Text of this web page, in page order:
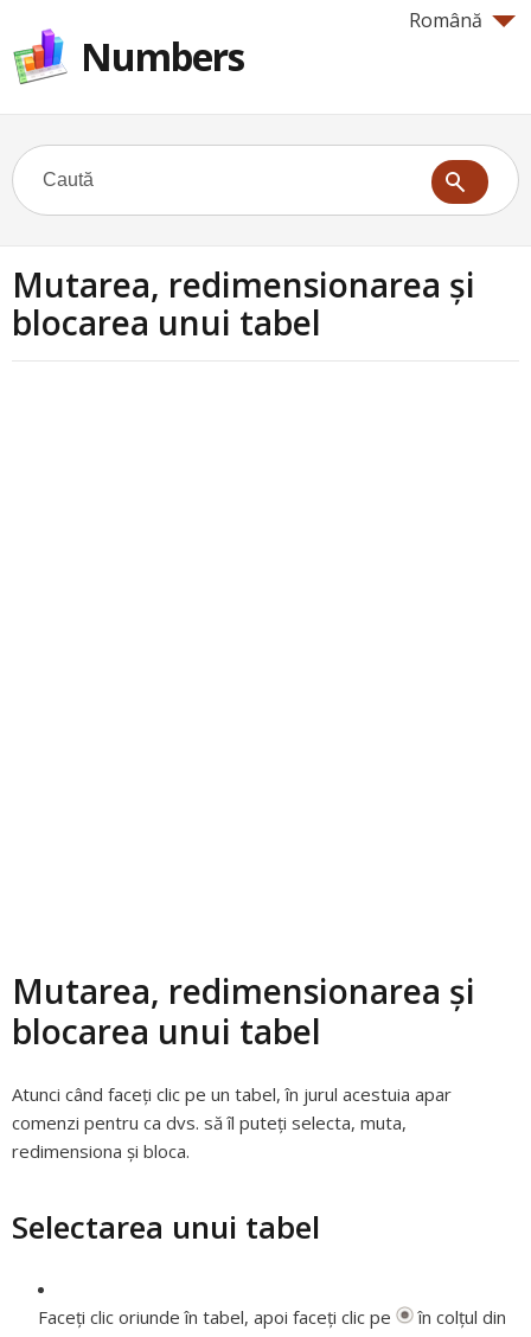
Română
Numbers
Mutarea, redimensionarea și
blocarea unui tabel
Mutarea, redimensionarea și
blocarea unui tabel
Atunci când faceți clic pe un tabel, în jurul acestuia apar
comenzi pentru ca dvs. să îl puteți selecta, muta,
redimensiona și bloca.
Selectarea unui tabel
Faceți clic oriunde în tabel, apoi faceți clic pe
în colțul din